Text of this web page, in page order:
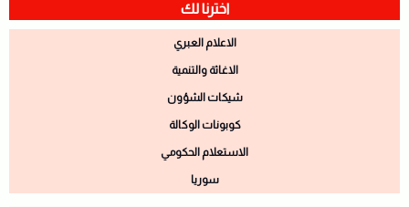
اخترنا لك
الاعلام العبري
الاغاثة والتنمية
شيكات الشؤون
كوبونات الوكالة
الاستعلام الحكومي
سوريا